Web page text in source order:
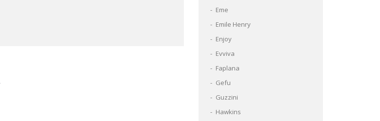
Eme
Emile Henry
Enjoy
Evviva
Faplana
Gefu
Guzzini
Hawkins